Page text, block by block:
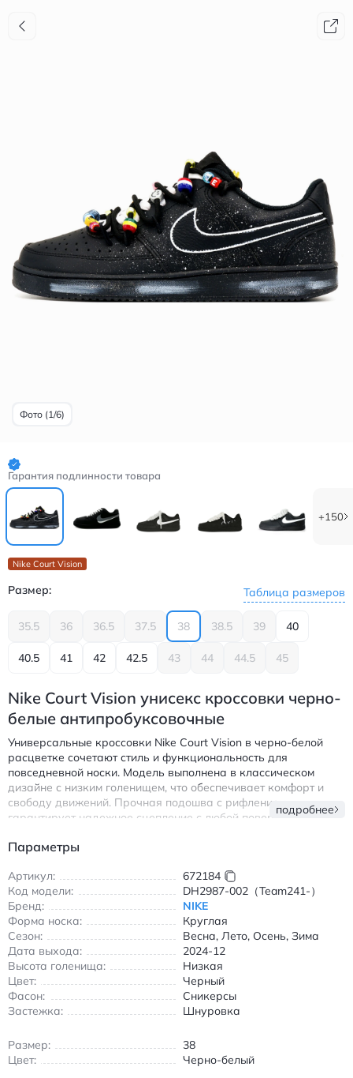
Фото (1/6)
Гарантия подлинности товара
+150
Nike Court Vision
Размер: Таблица размеров
35.5 36 36.5 37.5 38 38.5 39 40
40.5 41 42 42.5 43 44 44.5 45
Nike Court Vision унисекс кроссовки черно-
белые антипробуксовочные
Универсальные кроссовки Nike Court Vision в черно-белой
расцветке сочетают стиль и функциональность для
повседневной носки. Модель выполнена в классическом
дизайне с низким голенищем, что обеспечивает комфорт и
свободу движений. Прочная подошва с рифлением
гарантирует надежное сцепление с любой поверхностью, а
даже при интенсивной эксплуатации.
Кроссовки подходят для всех сезонов благодаря
сбалансированной конструкции. Круглый носок и шнуровка
обеспечивают удобную посадку, а легкий вес делает их
идеальным выбором для прогулок и активного отдыха.
Внутренняя отделка из дышащих материалов
предотвращает потливость ног, сохраняя ощущение свежести
в течение всего дня.
Эта модель станет отличным дополнением к повседневному
гардеробу, легко сочетаясь с джинсами, шортами или
спортивными брюками. Универсальный черно-белый цвет
образы.
подробнее
Параметры
Артикул:
672184
Код модели:
DH2987-002（Team241-）
Бренд:
NIKE
Форма носка:
Круглая
Сезон:
Весна, Лето, Осень, Зима
Дата выхода:
2024-12
Высота голенища:
Низкая
Цвет:
Черный
Фасон:
Сникерсы
Застежка:
Шнуровка
Размер:
38
Цвет:
Черно-белый